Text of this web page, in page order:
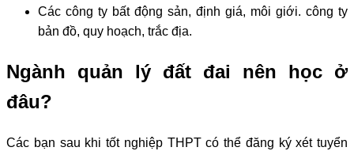
Các công ty bất động sản, định giá, môi giới. công ty
bản đồ, quy hoạch, trắc địa.
Ngành quản lý đất đai nên học ở
đâu?
Các bạn sau khi tốt nghiệp THPT có thể đăng ký xét tuyển